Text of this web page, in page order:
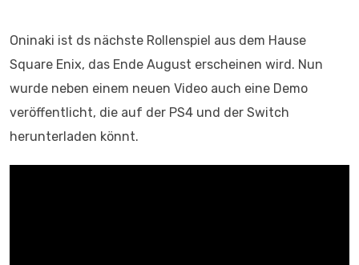
Oninaki ist ds nächste Rollenspiel aus dem Hause
Square Enix, das Ende August erscheinen wird. Nun
wurde neben einem neuen Video auch eine Demo
veröffentlicht, die auf der PS4 und der Switch
herunterladen könnt.